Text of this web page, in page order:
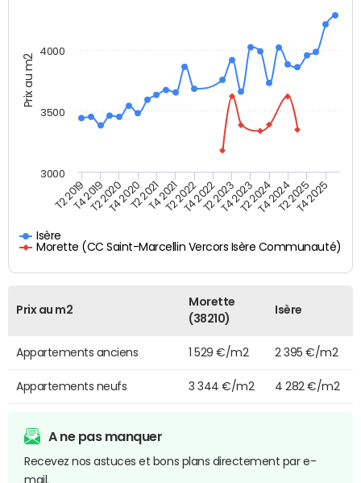
Prix au m2
Isère
Morette (CC Saint-Marcellin Vercors Isère Communauté)
T2 2019T4 2019T2 2020T4 2020T2 2021T4 2021T2 2022T4 2022T2 2023T4 2023T2 2024T4 2024T2 2025T4 2025
3000
3500
4000
Prix au m2
Morette
(38210)
Isère
Appartements anciens 1 529 €/m2 2 395 €/m2
Appartements neufs 3 344 €/m2 4 282 €/m2
A ne pas manquer
Recevez nos astuces et bons plans directement par e-
mail.